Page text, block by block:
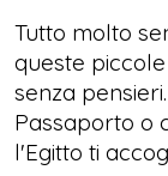
Tutto molto
queste
senza pensieri.
Passaporto o
l'Egitto ti